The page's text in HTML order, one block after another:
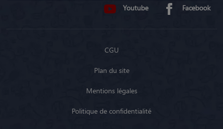
Youtube Facebook
CGU
Plan du site
Mentions légales
Politique de confidentialité